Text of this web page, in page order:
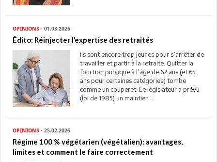
OPINIONS - 01.03.2026
Édito: Réinjecter l’expertise des retraités
Ils sont encore trop jeunes pour s’arrêter de
travailler et partir à la retraite. Quitter la
fonction publique à l’âge de 62 ans (et 65
ans pour certaines catégories) tombe
comme un couperet. Le législateur a prévu
(loi de 1985) un maintien ...
OPINIONS - 25.02.2026
Régime 100 % végétarien (végétalien): avantages,
limites et comment le faire correctement